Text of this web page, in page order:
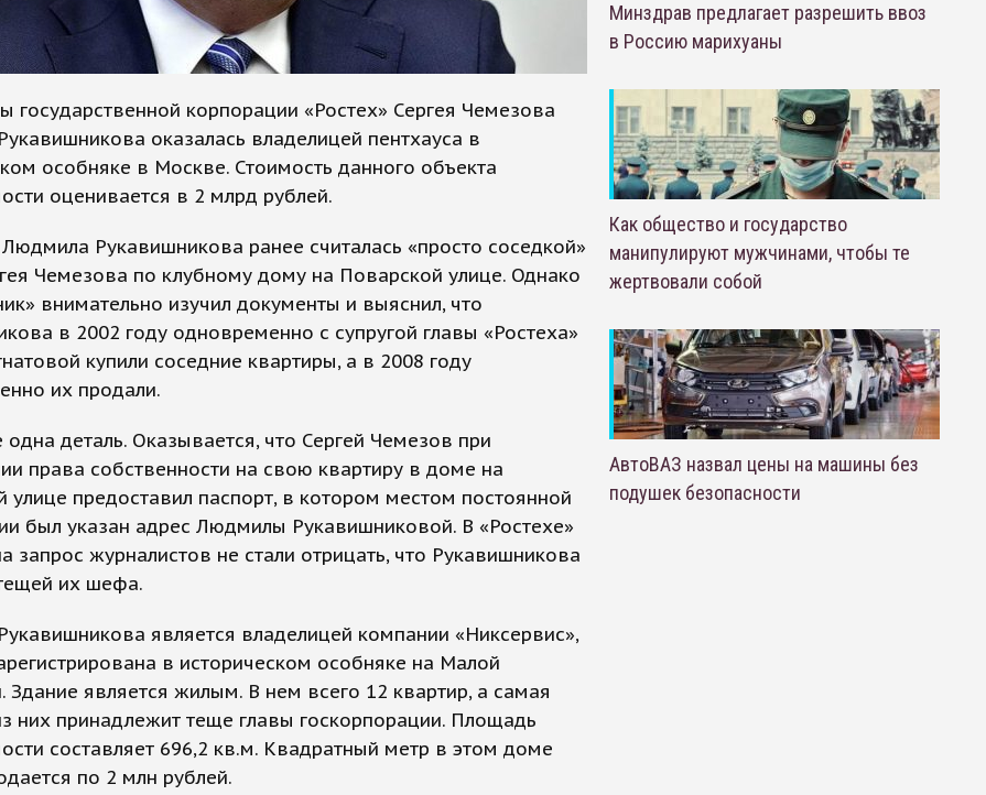
государственной корпорации «Ростех» Сергея Чемезова
оказалась владелицей пентхауса в
особняке в Москве. Стоимость данного объекта
оценивается в 2 млрд рублей.
Рукавишникова ранее считалась «просто соседкой»
Чемезова по клубному дому на Поварской улице. Однако
внимательно изучил документы и выяснил, что
в 2002 году одновременно с супругой главы «Ростеха»
купили соседние квартиры, а в 2008 году
их продали.
деталь. Оказывается, что Сергей Чемезов при
права собственности на свою квартиру в доме на
улице предоставил паспорт, в котором местом постоянной
был указан адрес Людмилы Рукавишниковой. В «Ростехе»
запрос журналистов не стали отрицать, что Рукавишникова
их шефа.
является владелицей компании «Никсервис»,
в историческом особняке на Малой
Здание является жилым. В нем всего 12 квартир, а самая
них принадлежит теще главы госкорпорации. Площадь
составляет 696,2 кв.м. Квадратный метр в этом доме
по 2 млн рублей.
Минздрав предлагает разрешить ввоз
в Россию марихуаны
Как общество и государство
манипулируют мужчинами, чтобы те
жертвовали собой
АвтоВАЗ назвал цены на машины без
подушек безопасности